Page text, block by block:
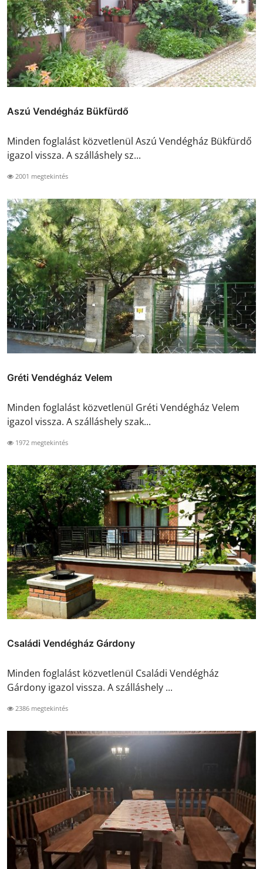
Aszú Vendégház Bükfürdő
Minden foglalást közvetlenül Aszú Vendégház Bükfürdő
igazol vissza. A szálláshely sz...
2001 megtekintés
Gréti Vendégház Velem
Minden foglalást közvetlenül Gréti Vendégház Velem
igazol vissza. A szálláshely szak...
1972 megtekintés
Családi Vendégház Gárdony
Minden foglalást közvetlenül Családi Vendégház
Gárdony igazol vissza. A szálláshely ...
2386 megtekintés